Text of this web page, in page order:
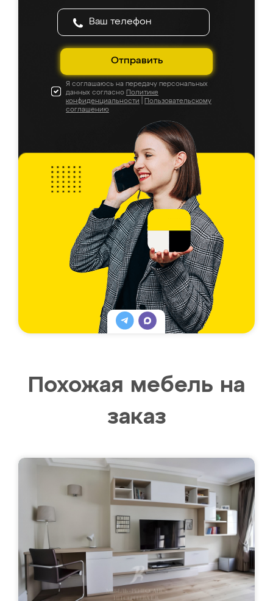
Отправить
Я соглашаюсь на передачу персональных
данных согласно Политике
конфиденциальности
Пользовательскому
соглашению
Похожая мебель на
заказ